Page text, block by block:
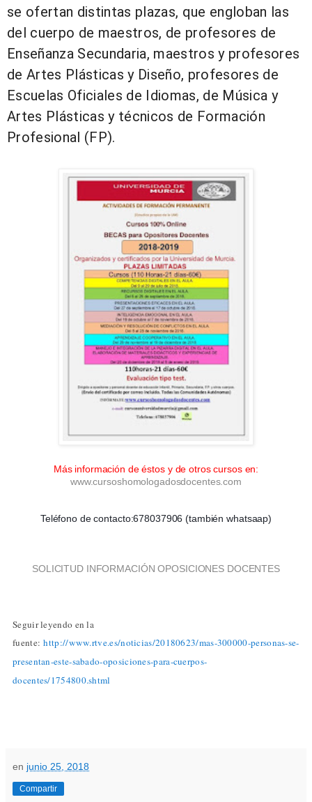
se ofertan distintas plazas, que engloban las
del cuerpo de maestros, de profesores de
Enseñanza Secundaria, maestros y profesores
de Artes Plásticas y Diseño, profesores de
Escuelas Oficiales de Idiomas, de Música y
Artes Plásticas y técnicos de Formación
Profesional (FP).
Más información de éstos y de otros cursos en:
www.cursoshomologadosdocentes.com
Teléfono de contacto:678037906 (también whatsaap)
SOLICITUD INFORMACIÓN OPOSICIONES DOCENTES
Seguir leyendo en la
fuente:http://www.rtve.es/noticias/20180623/mas-300000-personas-se-
presentan-este-sabado-oposiciones-para-cuerpos-
docentes/1754800.shtml
en junio 25, 2018
Compartir